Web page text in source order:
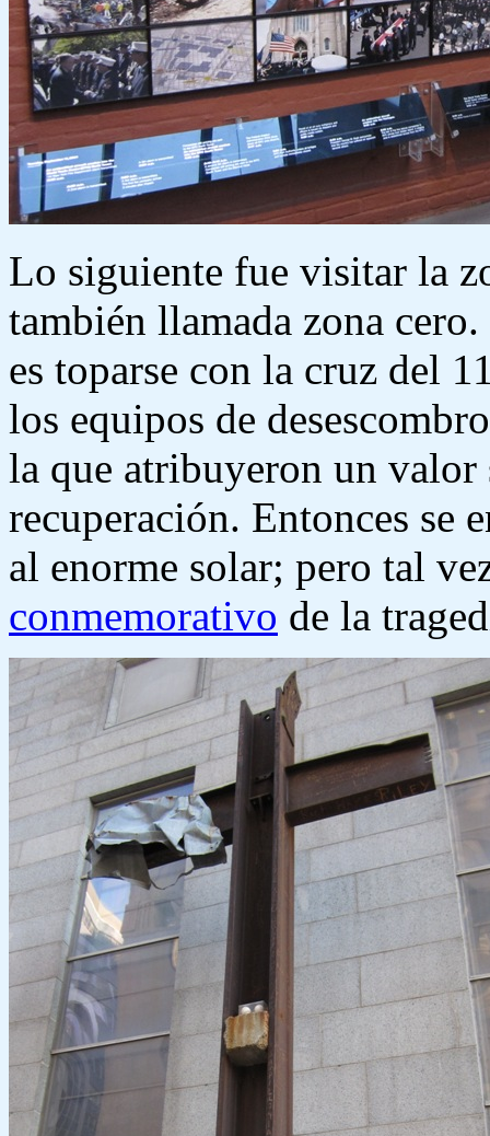
Lo siguiente fue visitar la
también llamada zona
es toparse con la cruz del
los equipos de
la que atribuyeron un valor
recuperación. Entonces se
al enorme solar; pero tal
conmemorativo de la